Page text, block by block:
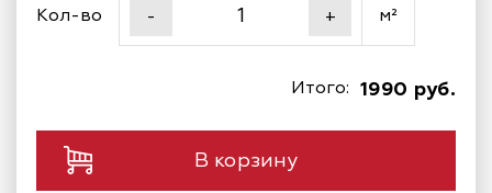
Кол-во - + м²
1990 руб.
Итого:
В корзину